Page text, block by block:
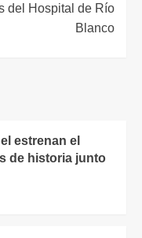
del Hospital de Río
Blanco
estrenan el
de historia junto